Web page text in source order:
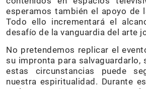
esperamos también el apoyo de
Todo ello incrementará el
desafío de la vanguardia del arte
No pretendemos replicar el
su impronta para salvaguardarlo,
estas circunstancias puede
nuestra espiritualidad. Durante